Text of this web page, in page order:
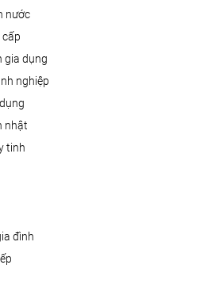
nước
cấp
gia dụng
nghiệp
nhật
tinh
đình